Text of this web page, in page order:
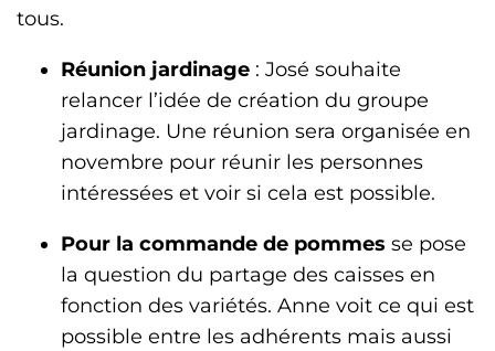
tous.
Réunion jardinage : José souhaite
relancer l’idée de création du groupe
jardinage. Une réunion sera organisée en
novembre pour réunir les personnes
intéressées et voir si cela est possible.
Pour la commande de pommes se pose
la question du partage des caisses en
fonction des variétés. Anne voit ce qui est
possible entre les adhérents mais aussi